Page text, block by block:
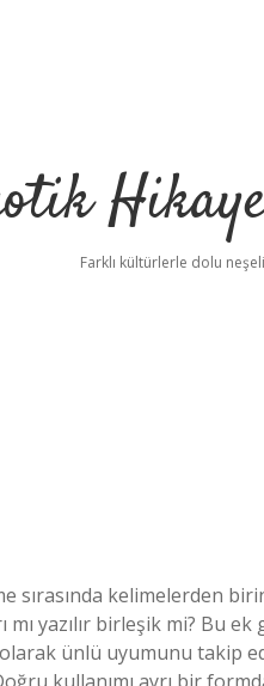
Farklı kültürlerle dolu
sırasında kelimelerden
mı yazılır birleşik mi? Bu
ünlü uyumunu takip